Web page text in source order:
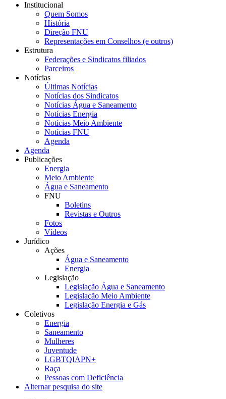
Institucional
Quem Somos
História
Direção FNU
Representações em Conselhos (e outros)
Estrutura
Federações e Sindicatos filiados
Parceiros
Notícias
Últimas Notícias
Notícias dos Sindicatos
Notícias Água e Saneamento
Notícias Energia
Notícias Meio Ambiente
Notícias FNU
Agenda
Agenda
Publicações
Energia
Meio Ambiente
Água e Saneamento
FNU
Boletins
Revistas e Outros
Fotos
Vídeos
Jurídico
Ações
Água e Saneamento
Energia
Legislação
Legislação Água e Saneamento
Legislação Meio Ambiente
Legislação Energia e Gás
Coletivos
Energia
Saneamento
Mulheres
Juventude
LGBTQIAPN+
Raça
Pessoas com Deficiência
Alternar pesquisa do site